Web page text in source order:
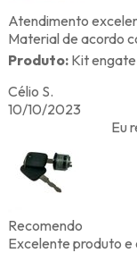
Atendimento
Material de acordo
Produto:Kit engate
Célio S.
10/10/2023
Eu
Recomendo
Excelente produto